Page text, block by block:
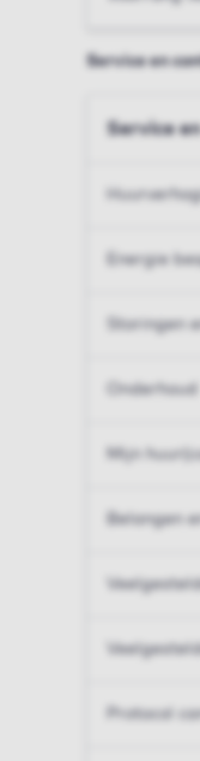
Service en
Service
Energie
Storingen
Onderhoud
Mijn
Belangen
Protocol